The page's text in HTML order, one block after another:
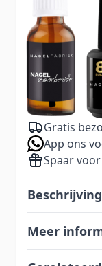
Excl. BTW: €
59,99
Excl. BTW:
Voor
Gratis
App ons
Spaar
Beschrijving
Meer